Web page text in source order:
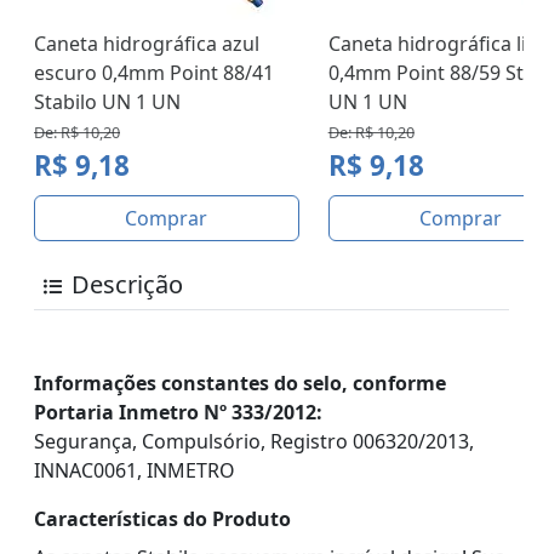
Caneta hidrográfica azul
escuro 0,4mm Point 88/41
Stabilo UN 1 UN
De: R$ 10,20
R$ 9,18
Comprar
Caneta hidrográfica
0,4mm Point 88/59
UN 1 UN
De: R$ 10,20
R$ 9,18
Comprar
Descrição
Informações constantes do selo, conforme
Portaria Inmetro Nº 333/2012:
Segurança, Compulsório, Registro 006320/2013,
INNAC0061, INMETRO
Características do Produto